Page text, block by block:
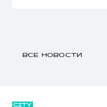
ВСЕ НОВОСТИ